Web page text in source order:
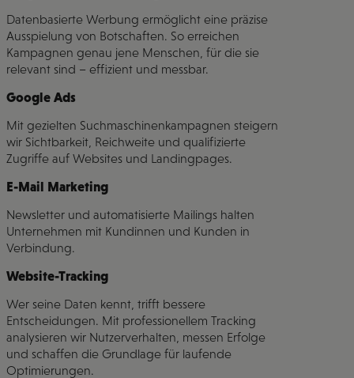
Datenbasierte Werbung ermöglicht eine präzise
Ausspielung von Botschaften. So erreichen
Kampagnen genau jene Menschen, für die sie
relevant sind – effizient und messbar.
Google Ads
Mit gezielten Suchmaschinenkampagnen steigern
wir Sichtbarkeit, Reichweite und qualifizierte
Zugriffe auf Websites und Landingpages.
E-Mail Marketing
Newsletter und automatisierte Mailings halten
Unternehmen mit Kundinnen und Kunden in
Verbindung.
Website-Tracking
Wer seine Daten kennt, trifft bessere
Entscheidungen. Mit professionellem Tracking
analysieren wir Nutzerverhalten, messen Erfolge
und schaffen die Grundlage für laufende
Optimierungen.